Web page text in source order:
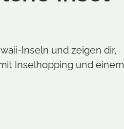
Inseln und zeigen dir,
Inselhopping und einem